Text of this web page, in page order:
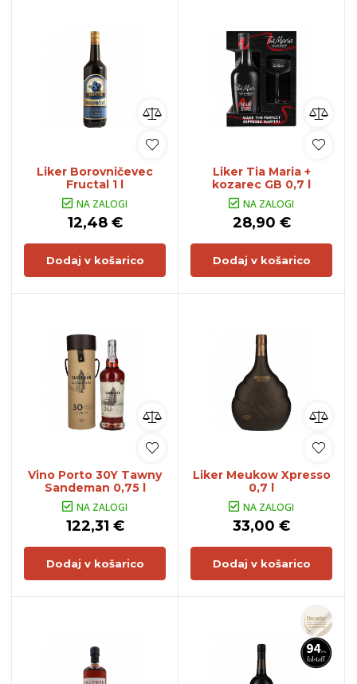
Liker Borovničevec
Fructal 1 l
NA ZALOGI
12,48 €
Dodaj v košarico
Liker Tia Maria +
kozarec GB 0,7 l
NA ZALOGI
28,90 €
Dodaj v košarico
Vino Porto 30Y Tawny
Sandeman 0,75 l
NA ZALOGI
122,31 €
Dodaj v košarico
Liker Meukow Xpresso
0,7 l
NA ZALOGI
33,00 €
Dodaj v košarico